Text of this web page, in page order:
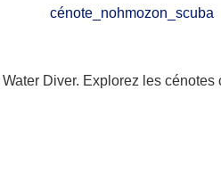
Diver. Explorez les